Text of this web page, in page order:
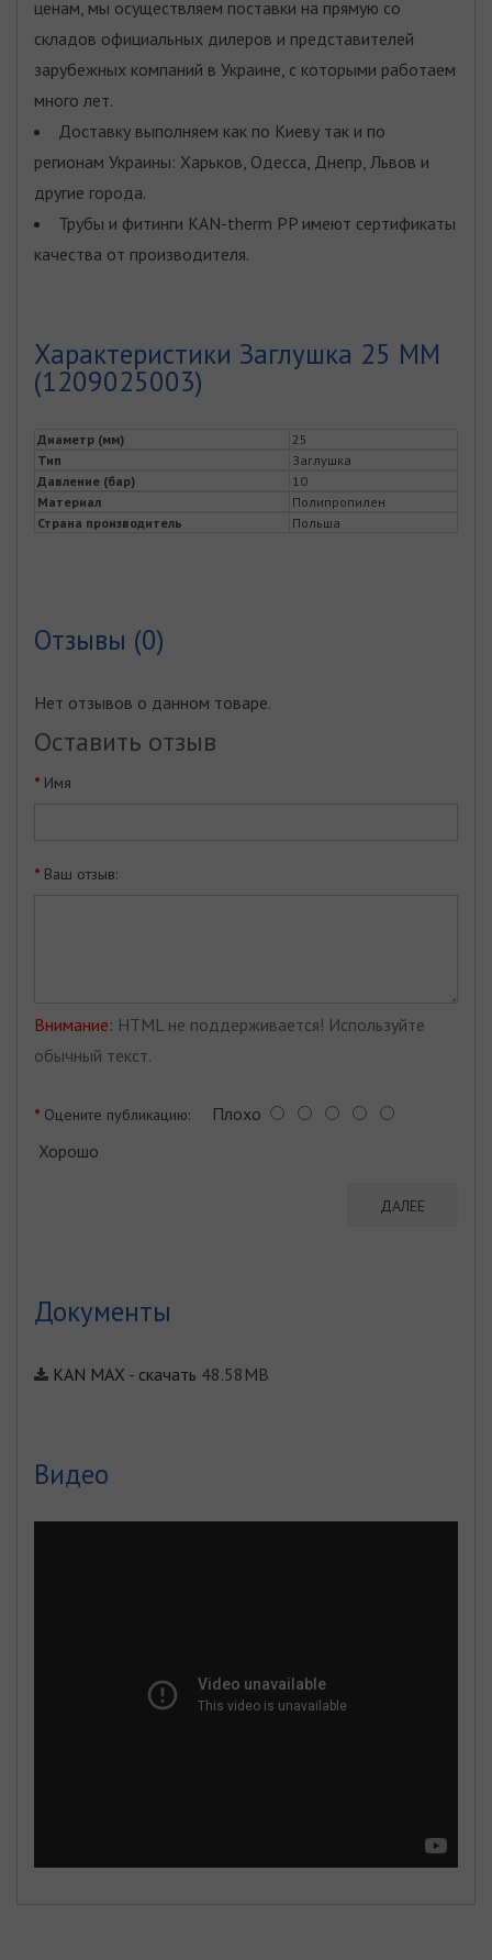
ценам, мы осуществляем поставки на прямую со
складов официальных дилеров и представителей
зарубежных компаний в Украине, с которыми работаем
много лет.
Доставку выполняем как по Киеву так и по
регионам Украины: Харьков, Одесса, Днепр, Львов и
другие города.
Трубы и фитинги KAN-therm PP имеют сертификаты
качества от производителя.
Характеристики Заглушка 25 ММ
(1209025003)
Диаметр (мм)
25
Тип
Заглушка
Давление (бар)
10
Материал
Полипропилен
Страна производитель
Польша
Отзывы (0)
Нет отзывов о данном товаре.
Оставить отзыв
Имя
Ваш отзыв:
Внимание: HTML не поддерживается! Используйте
обычный текст.
Оцените публикацию: Плохо
Хорошо
ДАЛЕЕ
Документы
KAN MAX - скачать 48.58MB
Видео